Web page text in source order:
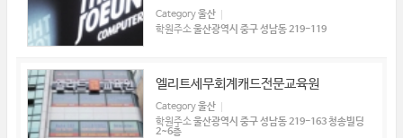
Category울산
학원주소울산광역시 중구 성남동 219-119
엘리트세무회계캐드전문교육원
Category울산
학원주소울산광역시 중구 성남동 219-163 청송빌딩
2~6층